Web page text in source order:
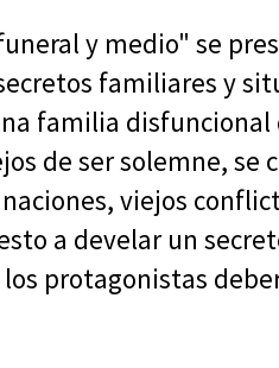
y medio" se
familiares y
familia
de ser solemne, se
viejos
a develar un
protagonistas